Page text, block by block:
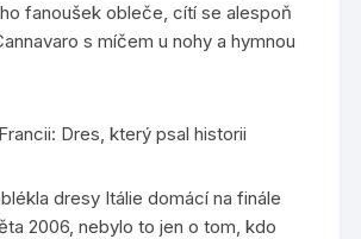
fanoušek obleče, cítí se alespoň
s míčem u nohy a hymnou
Dres, který psal historii
dresy Itálie domácí na finále
2006, nebylo to jen o tom, kdo